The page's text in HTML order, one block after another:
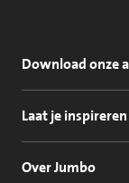
Download onze
Laat je inspireren
Over Jumbo